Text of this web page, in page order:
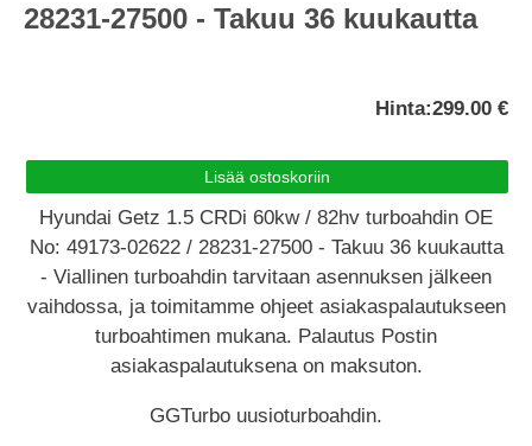
28231-27500 - Takuu 36 kuukautta
Hinta:299.00 €
Hyundai Getz 1.5 CRDi 60kw / 82hv turboahdin OE
No: 49173-02622 / 28231-27500 - Takuu 36 kuukautta
- Viallinen turboahdin tarvitaan asennuksen jälkeen
vaihdossa, ja toimitamme ohjeet asiakaspalautukseen
turboahtimen mukana. Palautus Postin
asiakaspalautuksena on maksuton.
GGTurbo uusioturboahdin.